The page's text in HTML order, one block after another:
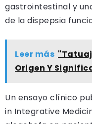
gastrointestinal y
de la dispepsia
Leer más
Origen Y
Un ensayo clínico
in Integrative